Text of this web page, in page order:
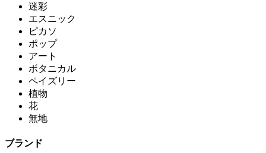
迷彩
エスニック
ピカソ
ポップ
アート
ボタニカル
ペイズリー
植物
花
無地
ブランド